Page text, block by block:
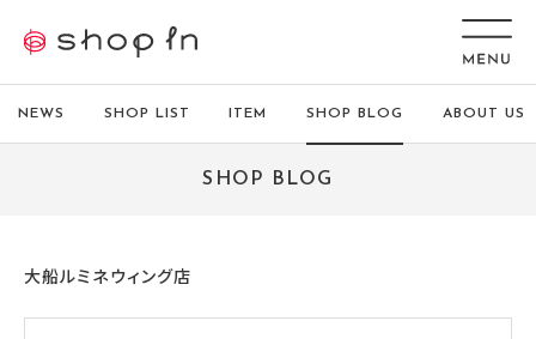
NEWS SHOP LIST ITEM SHOP BLOG ABOUT US
SHOP BLOG
大船ルミネウィング店